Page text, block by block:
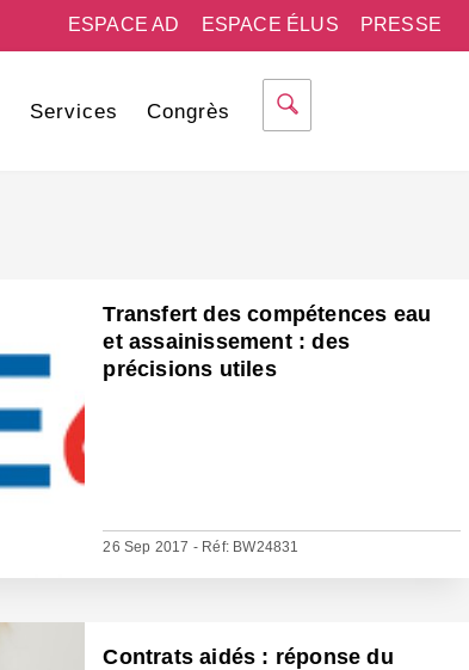
PRESSE
ESPACE ÉLUS
ESPACE AD
Services Congrès
Transfert des compétences eau
et assainissement : des
précisions utiles
26 Sep 2017 - Réf: BW24831
Contrats aidés : réponse du